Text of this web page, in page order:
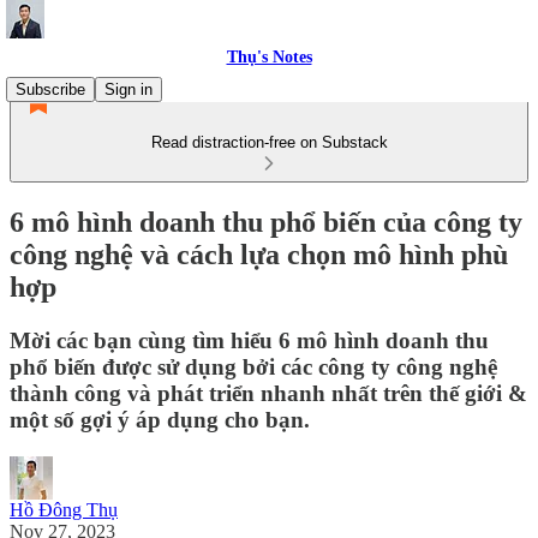
Thụ's Notes
Subscribe
Sign in
Read distraction-free on Substack
6 mô hình doanh thu phổ biến của công ty
công nghệ và cách lựa chọn mô hình phù
hợp
Mời các bạn cùng tìm hiểu 6 mô hình doanh thu
phổ biến được sử dụng bởi các công ty công nghệ
thành công và phát triển nhanh nhất trên thế giới &
một số gợi ý áp dụng cho bạn.
Hồ Đông Thụ
Nov 27, 2023